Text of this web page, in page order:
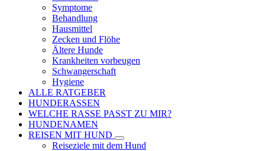
Symptome
Behandlung
Hausmittel
Zecken und Flöhe
Ältere Hunde
Krankheiten vorbeugen
Schwangerschaft
Hygiene
ALLE RATGEBER
HUNDERASSEN
WELCHE RASSE PASST ZU MIR?
HUNDENAMEN
REISEN MIT HUND
Reiseziele mit dem Hund